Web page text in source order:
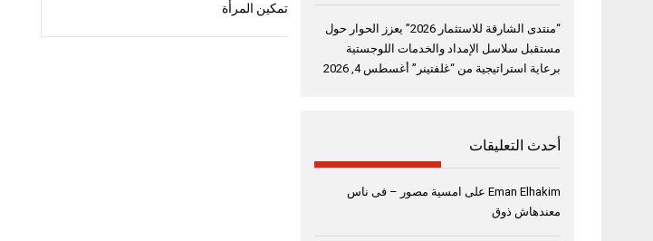
تمكين المرأة
“منتدى الشارقة للاستثمار 2026” يعزز الحوار حول
مستقبل سلاسل الإمداد والخدمات اللوجستية
برعاية استراتيجية من “غلفتينر” أغسطس 4, 2026
أحدث التعليقات
Eman Elhakim على امسية مصور – فى ناس
معندهاش ذوق